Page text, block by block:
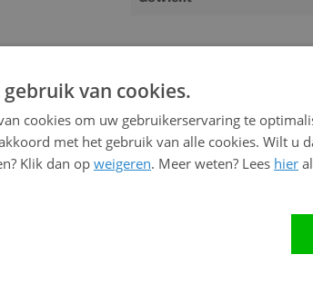
Neem contact
Vandaag bereikbaar
van cookies.
cookies om uw gebruikerservaring te
met het gebruik van alle cookies. Wilt u
Klik dan opweigeren. Meer weten? Lees hier